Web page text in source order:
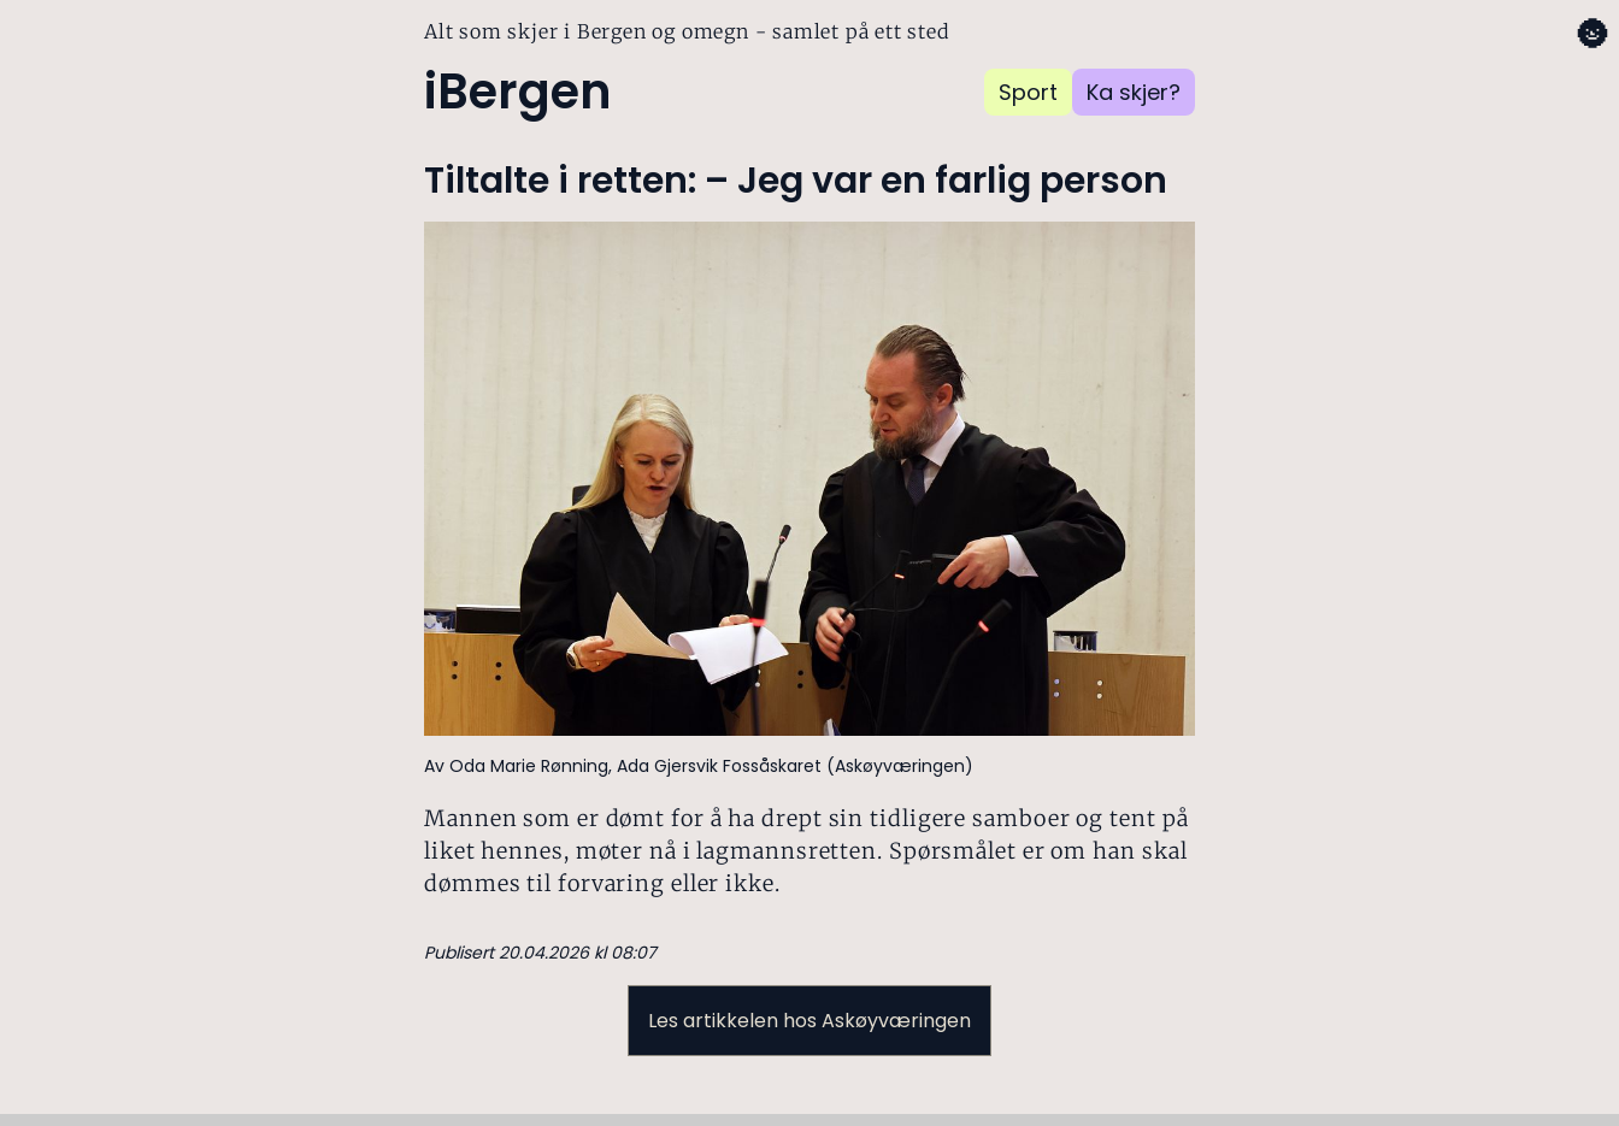
Alt som skjer i Bergen og omegn - samlet på ett sted
iBergen Sport Ka skjer?
🌚
Tiltalte i retten: – Jeg var en farlig person
Av Oda Marie Rønning, Ada Gjersvik Fossåskaret (Askøyværingen)
Mannen som er dømt for å ha drept sin tidligere samboer og tent på
liket hennes, møter nå i lagmannsretten. Spørsmålet er om han skal
dømmes til forvaring eller ikke.
Publisert 20.04.2026 kl 08:07
Les artikkelen hos Askøyværingen